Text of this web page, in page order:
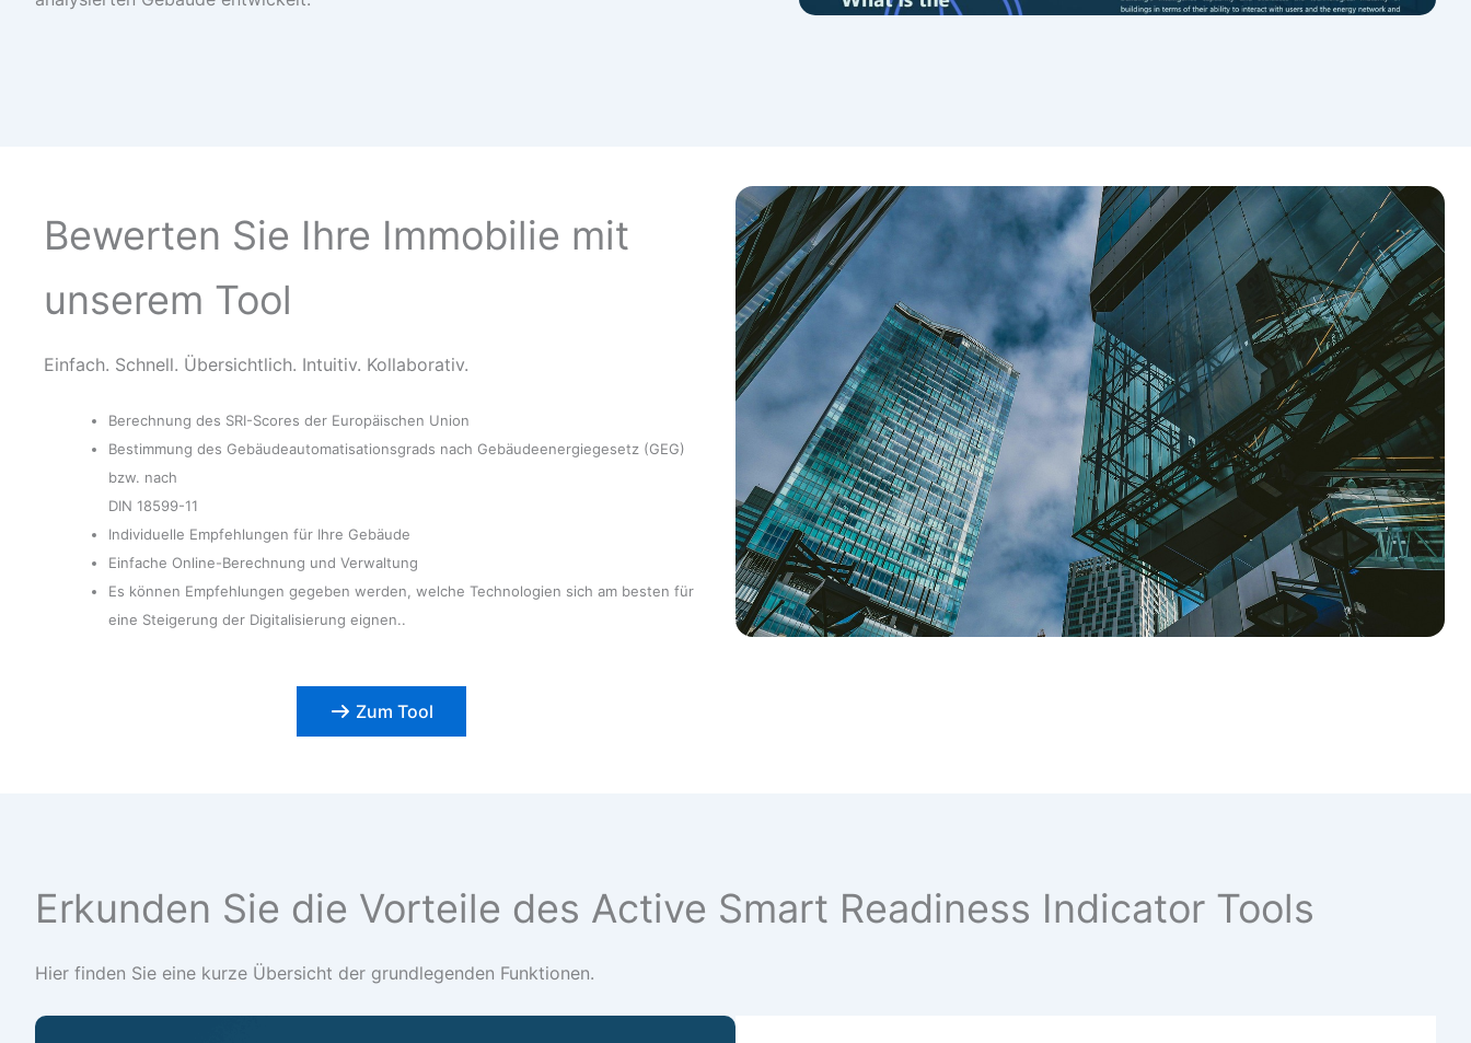
Bewerten Sie Ihre Immobilie mit
unserem Tool
Einfach. Schnell. Übersichtlich. Intuitiv. Kollaborativ.
Berechnung des SRI-Scores der Europäischen Union
Bestimmung des Gebäudeautomatisationsgrads nach Gebäudeenergiegesetz (GEG)
bzw. nach
DIN 18599-11
Individuelle Empfehlungen für Ihre Gebäude
Einfache Online-Berechnung und Verwaltung
Es können Empfehlungen gegeben werden, welche Technologien sich am besten für
eine Steigerung der Digitalisierung eignen..
Zum Tool
Erkunden Sie die Vorteile des Active Smart Readiness Indicator Tools
Hier finden Sie eine kurze Übersicht der grundlegenden Funktionen.